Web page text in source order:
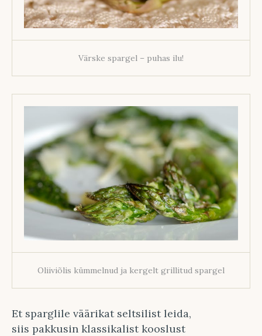
Värske spargel – puhas ilu!
Oliiviõlis kümmelnud ja kergelt grillitud spargel
Et sparglile väärikat seltsilist leida,
siis pakkusin klassikalist kooslust